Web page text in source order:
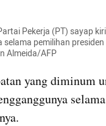
Pekerja (PT) sayap
pemilihan
Almeida/AFP
yang diminum